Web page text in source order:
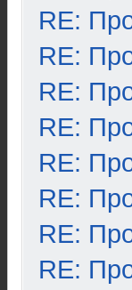
RE:
RE:
RE:
RE:
RE:
RE:
RE:
RE: